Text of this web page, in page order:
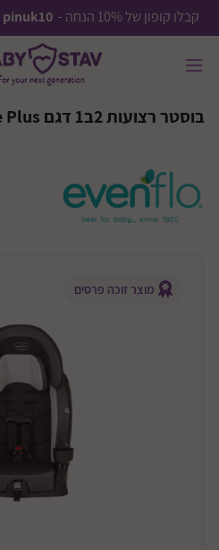
קבלו קופון של 10% הנחה - pinuk10
בוסטר רצועות 2ב1 דגם Chase Plus
מוצר זוכה פרסים